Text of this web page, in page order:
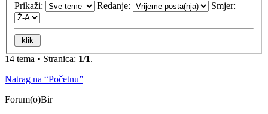
Prikaži:
Redanje: Smjer:
14 tema • Stranica: 1/1.
Natrag na “Početnu”
Forum(o)Bir